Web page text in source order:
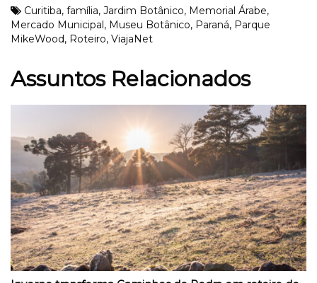
Curitiba, família, Jardim Botânico, Memorial Árabe,
Mercado Municipal, Museu Botânico, Paraná, Parque
MikeWood, Roteiro, ViajaNet
Assuntos Relacionados